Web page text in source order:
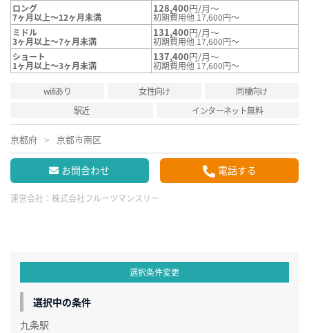
ロング
7ヶ月以上～12ヶ月未満
128,400円/月～
初期費用他 17,600円～
ミドル
3ヶ月以上～7ヶ月未満
131,400円/月～
初期費用他 17,600円～
ショート
1ヶ月以上～3ヶ月未満
137,400円/月～
初期費用他 17,600円～
wifiあり 女性向け
同棲向け
駅近
インターネット無料
京都府 京都市南区
お問合わせ 電話する
運営会社： 株式会社フルーツマンスリー
選択条件変更
選択中の条件
九条駅